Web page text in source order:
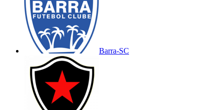
Barra-SC